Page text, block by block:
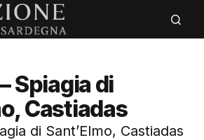
Spiagia di
Castiadas
di Sant’Elmo, Castiadas